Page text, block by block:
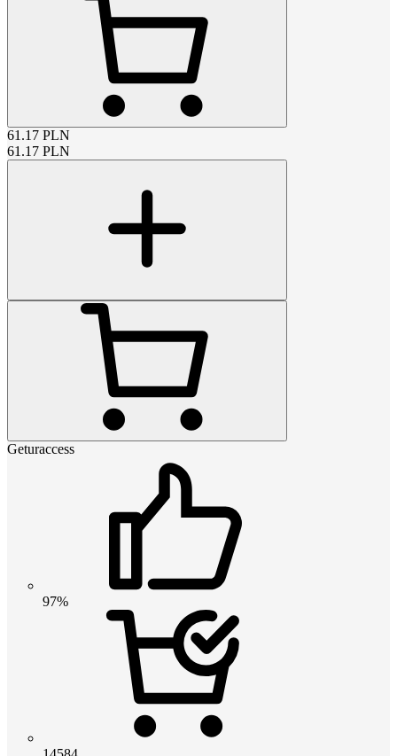
61.17 PLN
61.17 PLN
Geturaccess
97%